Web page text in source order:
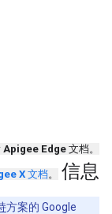
Apigee Edge 文档。
X文档。 信息
方案的 Google